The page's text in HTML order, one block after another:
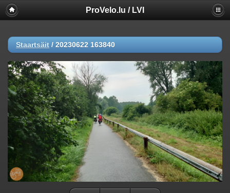
ProVelo.lu / LVI
Staartsäit / 20230622 163840